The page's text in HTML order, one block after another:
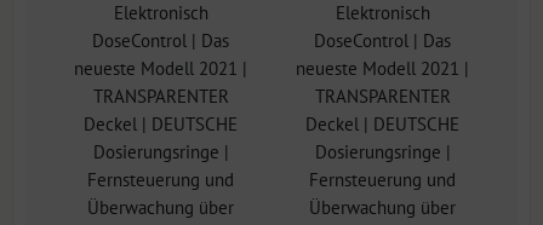
Elektronisch
DoseControl | Das
neueste Modell 2021 |
TRANSPARENTER
Deckel | DEUTSCHE
Dosierungsringe |
Fernsteuerung und
Überwachung über
Elektronisch
DoseControl | Das
neueste Modell 2021 |
TRANSPARENTER
Deckel | DEUTSCHE
Dosierungsringe |
Fernsteuerung und
Überwachung über